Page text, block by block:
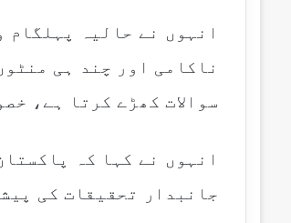
انہوں نے حالیہ
ناکامی اور چند ہی
سوالات کھڑے کرتا ہے،
انہوں نے کہا کہ
جانبدار تحقیقات کی